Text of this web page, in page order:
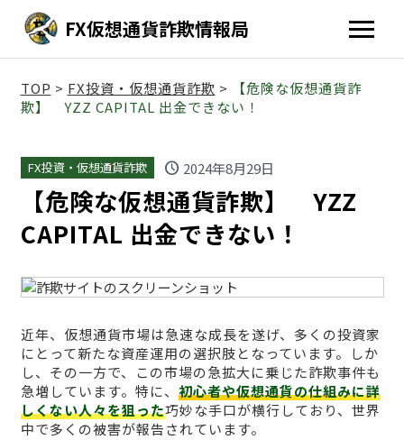
FX仮想通貨詐欺情報局
TOP > FX投資・仮想通貨詐欺 >
【危険な仮想通貨詐
欺】 YZZ CAPITAL 出金できない！
FX投資・仮想通貨詐欺 schedule 2024年8月29日
【危険な仮想通貨詐欺】 YZZ
CAPITAL 出金できない！
近年、仮想通貨市場は急速な成長を遂げ、多くの投資家
にとって新たな資産運用の選択肢となっています。しか
し、その一方で、この市場の急拡大に乗じた詐欺事件も
急増しています。特に、 初心者や仮想通貨の仕組みに詳
しくない人々を狙った巧妙な手口が横行しており、世界
中で多くの被害が報告されています。